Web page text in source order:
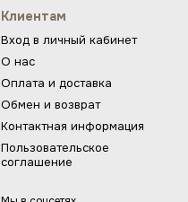
Клиентам
Вход в личный кабинет
О нас
Оплата и доставка
Обмен и возврат
Контактная информация
Пользовательское
соглашение